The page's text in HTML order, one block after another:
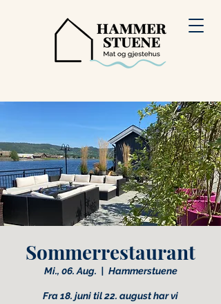
Sommerrestaurant
Mi., 06. Aug.
  |
Hammerstuene
Fra 18. juni til 22. august har vi